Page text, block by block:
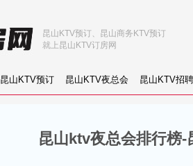
昆山KTV预订 昆山KTV夜总会 昆山KTV招聘
昆山KTV预订、昆山商务KTV预订
就上昆山KTV订房网
昆山ktv夜总会排行榜